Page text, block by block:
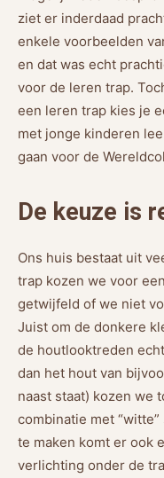
ziet er inderdaad
enkele voorbeelden
en dat was echt
voor de leren trap.
een leren trap kies je
met jonge kinderen
gaan voor de
De keuze is
Ons huis bestaat uit
trap kozen we voor
getwijfeld of we niet
Juist om de donkere
de houtlooktreden
dan het hout van
naast staat) kozen we
combinatie met
te maken komt er ook
verlichting onder de